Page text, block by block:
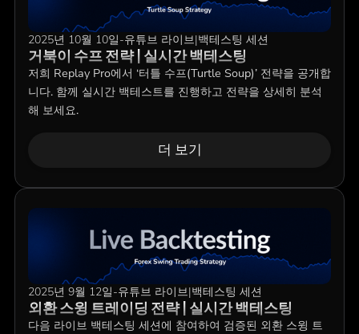
2025년 10월 10일-유튜브 라이브|백테스팅 세션
거북이 수프 전략 | 실시간 백테스팅
저희 Replay Pro에서 ‘터틀 수프(Turtle Soup)’ 전략을 공개합
니다. 함께 실시간 백테스트를 진행하고 전략을 상세히 분석
해 보세요.
더 보기
2025년 9월 12일-유튜브 라이브|백테스팅 세션
외환 스윙 트레이딩 전략 | 실시간 백테스팅
다음 라이브 백테스팅 세션에 참여하여 검증된 외환 스윙 트